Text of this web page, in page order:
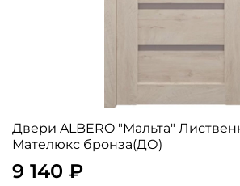
Двери ALBERO "Мальта"
Мателюкс бронза(ДО)
9 140 ₽